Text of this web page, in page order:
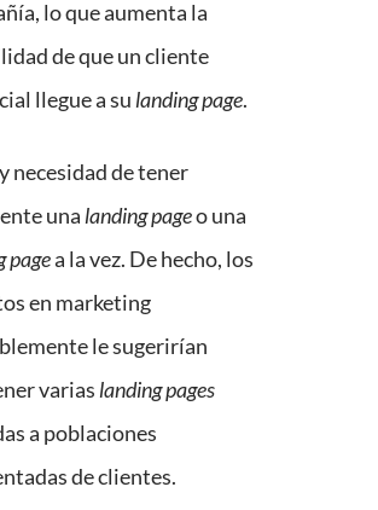
lo que aumenta la
de que un cliente
llegue a su landing page.
necesidad de tener
una landing pageo una
pagea la vez. De hecho, los
en marketing
le sugerirían
varias landing pages
a poblaciones
de clientes.